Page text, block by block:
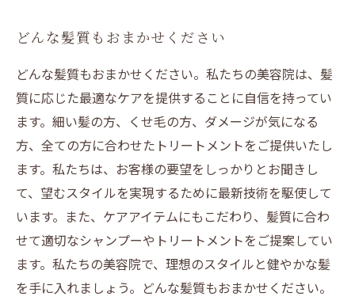
どんな髪質もおまかせください
どんな髪質もおまかせください。私たちの美容院は、髪
質に応じた最適なケアを提供することに自信を持ってい
ます。細い髪の方、くせ毛の方、ダメージが気になる
方、全ての方に合わせたトリートメントをご提供いたし
ます。私たちは、お客様の要望をしっかりとお聞きし
て、望むスタイルを実現するために最新技術を駆使して
います。また、ケアアイテムにもこだわり、髪質に合わ
せて適切なシャンプーやトリートメントをご提案してい
ます。私たちの美容院で、理想のスタイルと健やかな髪
を手に入れましょう。どんな髪質もおまかせください。